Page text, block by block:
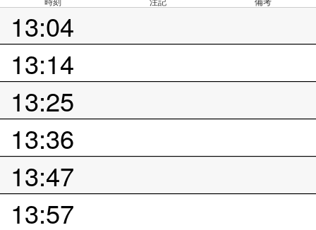
13:04
13:14
13:25
13:36
13:47
13:57